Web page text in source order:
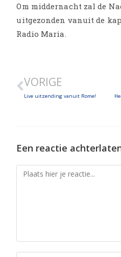
Om middernacht zal de
uitgezonden vanuit de
Radio Maria.
VORIGE
Live uitzending vanuit Rome!
Een reactie